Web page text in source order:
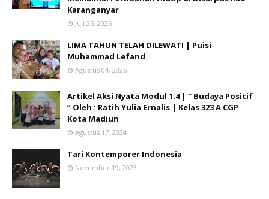
Karanganyar
Juli 25, 2026
LIMA TAHUN TELAH DILEWATI | Puisi
Muhammad Lefand
Agustus 04, 2026
Artikel Aksi Nyata Modul 1.4 | “ Budaya Positif
“ Oleh : Ratih Yulia Ernalis | Kelas 323 A CGP
Kota Madiun
Agustus 17, 2024
Tari Kontemporer Indonesia
November 19, 2023